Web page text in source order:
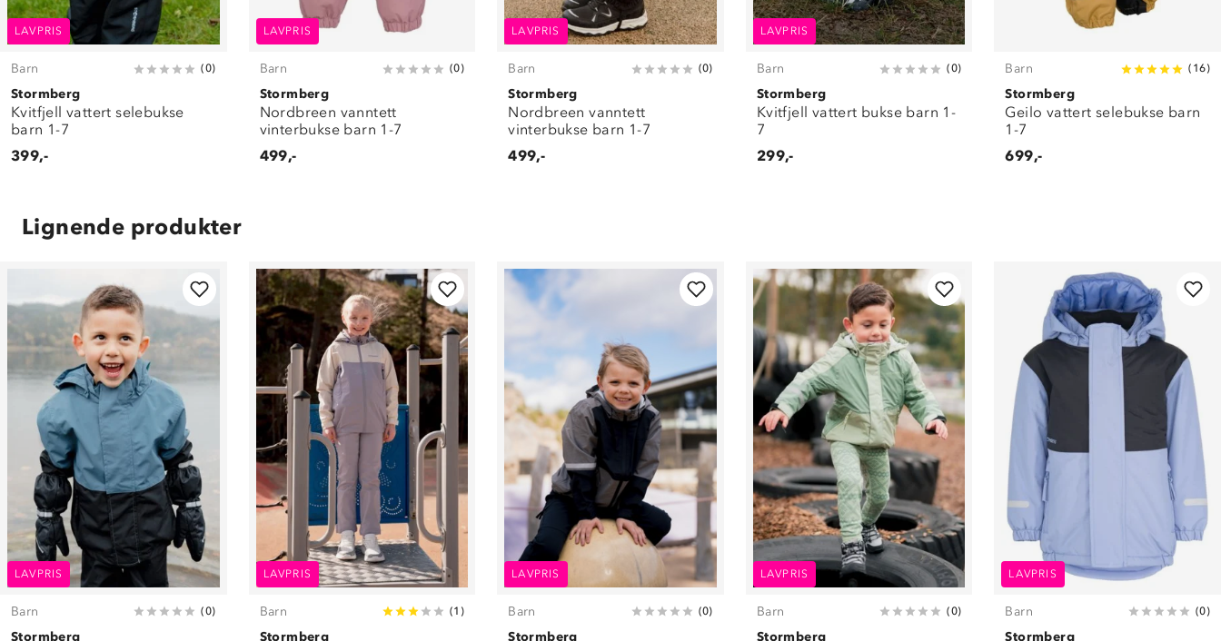
LAVPRIS
Barn (0)
Stormberg
Kvitfjell vattert selebukse
barn 1-7
399,-
LAVPRIS
Barn (0)
Stormberg
Nordbreen vanntett
vinterbukse barn 1-7
499,-
LAVPRIS
Barn (0)
Stormberg
Nordbreen vanntett
vinterbukse barn 1-7
499,-
LAVPRIS
Barn (0)
Stormberg
Kvitfjell vattert bukse barn 1-
7
299,-
Barn ( 16)
Stormberg
Geilo vattert selebukse barn
1-7
699,-
Lignende produkter
LAVPRIS
Barn (0)
Stormberg
LAVPRIS
Barn (1 )
Stormberg
LAVPRIS
Barn (0)
Stormberg
LAVPRIS
Barn (0)
Stormberg
LAVPRIS
Barn (0)
Stormberg